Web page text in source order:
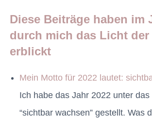
Diese Beiträge haben im
durch mich das Licht der
erblickt
Mein Motto für 2022 lautet:
Ich habe das Jahr 2022 unter das
“sichtbar wachsen” gestellt. Was